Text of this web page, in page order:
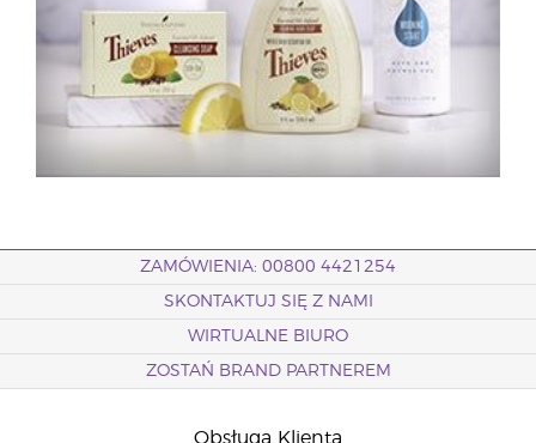
ZAMÓWIENIA: 00800 4421254
SKONTAKTUJ SIĘ Z NAMI
WIRTUALNE BIURO
ZOSTAŃ BRAND PARTNEREM
Obsługa Klienta